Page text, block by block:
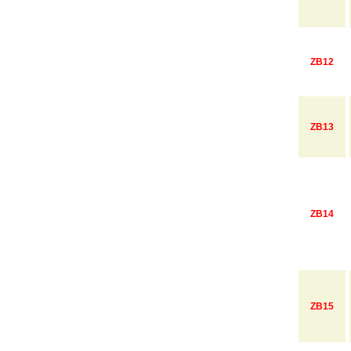
ZB12
ZB13
ZB14
ZB15